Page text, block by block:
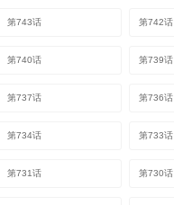
第743话 第742话
第740话 第739话
第737话 第736话
第734话 第733话
第731话 第730话